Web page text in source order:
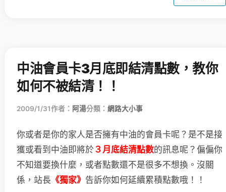
中油會員卡3月底即結清點數，教你
如何不被結清！！
2009/1/31作者： 阿湯分類： 網路大小事
你或者是你的家人是否擁有中油的會員卡呢？ 是不是接
獲或看到中油即將於 ３月底結清點數的訊息呢？ 偏偏你
不知道要換什麼，或者點數還不是很多不想換。 沒關
係，站長 《獨家》 告訴你如何延續累積點數哦！！